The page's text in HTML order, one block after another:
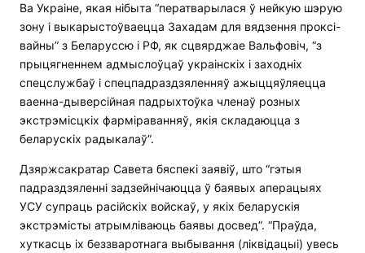
Ва Украіне, якая нібыта “ператварылася ў нейкую шэрую
зону і выкарыстоўваецца Захадам для вядзення проксі-
вайны” з Беларуссю і РФ, як сцвярджае Вальфовіч, “з
прыцягненнем адмыслоўцаў украінскіх і заходніх
спецслужбаў і спецпадраздзяленняў ажыццяўляецца
ваенна-дыверсійная падрыхтоўка членаў розных
экстрэмісцкіх фарміраванняў, якія складаюцца з
беларускіх радыкалаў”.
Дзяржсакратар Савета бяспекі заявіў, што “гэтыя
падраздзяленні задзейнічаюцца ў баявых аперацыях
УСУ супраць расійскіх войскаў, у якіх беларускія
экстрэмісты атрымліваюць баявы досвед”. “Праўда,
хуткасць іх беззваротнага выбывання (ліквідацыі) увесь